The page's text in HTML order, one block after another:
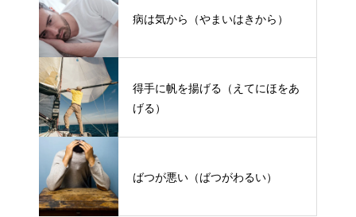
病は気から（やまいはきから）
得手に帆を揚げる（えてにほをあ
げる）
ばつが悪い（ばつがわるい）